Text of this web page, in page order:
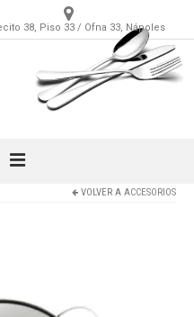
38, Piso 33 / Ofna 33, Nápoles
VOLVER A ACCESORIOS